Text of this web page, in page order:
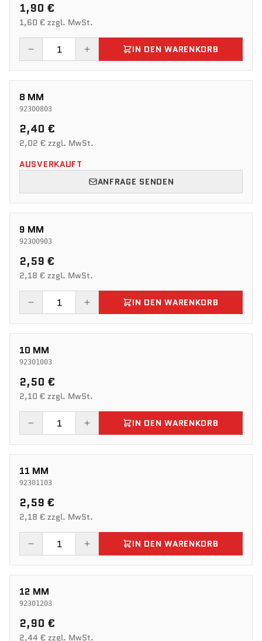
1,90 €
1,60 € zzgl. MwSt.
IN DEN WARENKORB
8 MM
92300803
2,40 €
2,02 € zzgl. MwSt.
AUSVERKAUFT
ANFRAGE SENDEN
9 MM
92300903
2,59 €
2,18 € zzgl. MwSt.
IN DEN WARENKORB
10 MM
92301003
2,50 €
2,10 € zzgl. MwSt.
IN DEN WARENKORB
11 MM
92301103
2,59 €
2,18 € zzgl. MwSt.
IN DEN WARENKORB
12 MM
92301203
2,90 €
2,44 € zzgl. MwSt.